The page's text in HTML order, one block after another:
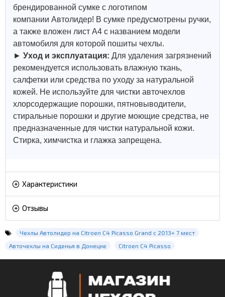
брендированной сумке с логотипом
компании Автолидер! В сумке предусмотрены ручки,
а также вложен лист А4 с названием модели
автомобиля для которой пошиты чехлы.
► Уход и эксплуатация: Для удаления загрязнений
рекомендуется использовать влажную ткань,
салфетки или средства по уходу за натуральной
кожей. Не используйте для чистки авточехлов
хлорсодержащие порошки, пятновыводители,
стиральные порошки и другие моющие средства, не
предназначенные для чистки натуральной кожи.
Стирка, химчистка и глажка запрещена.
Характеристики
Отзывы
Чехлы Автолидер на Citroen C4 Picasso Grand с 2013+ 7 мест
Авточехлы на Сиденья в Донецке
Citroen C4 Picasso